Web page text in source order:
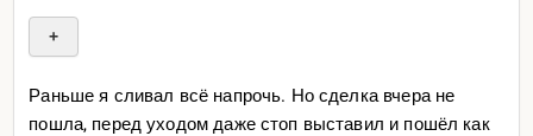
+
Раньше я сливал всё напрочь. Но сделка вчера не
пошла, перед уходом даже стоп выставил и пошёл как